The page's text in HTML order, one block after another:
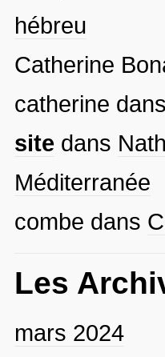
hébreu
Catherine
catherine dans
site dans
Méditerranée
combe dans
Les
mars 2024